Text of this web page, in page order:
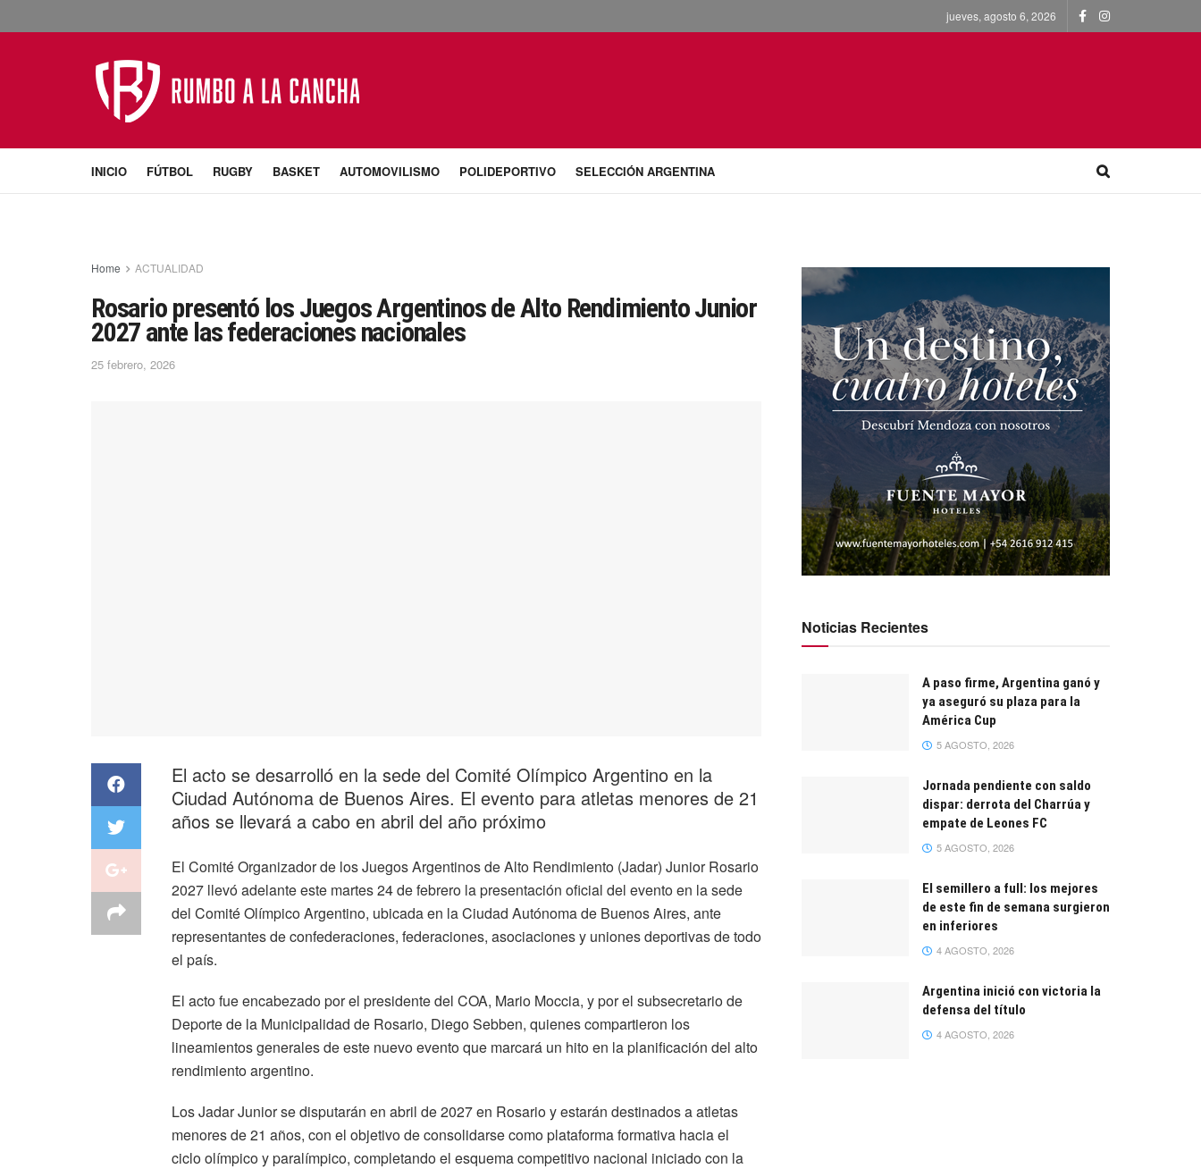
jueves, agosto 6, 2026
INICIO FÚTBOL RUGBY BASKET AUTOMOVILISMO POLIDEPORTIVO SELECCIÓN ARGENTINA
Home ACTUALIDAD
Rosario presentó los Juegos Argentinos de Alto Rendimiento Junior
2027 ante las federaciones nacionales
25 febrero, 2026
El acto se desarrolló en la sede del Comité Olímpico Argentino en la
Ciudad Autónoma de Buenos Aires. El evento para atletas menores de 21
años se llevará a cabo en abril del año próximo
El Comité Organizador de los Juegos Argentinos de Alto Rendimiento (Jadar) Junior Rosario
2027 llevó adelante este martes 24 de febrero la presentación oficial del evento en la sede
del Comité Olímpico Argentino, ubicada en la Ciudad Autónoma de Buenos Aires, ante
representantes de confederaciones, federaciones, asociaciones y uniones deportivas de todo
el país.
El acto fue encabezado por el presidente del COA, Mario Moccia, y por el subsecretario de
Deporte de la Municipalidad de Rosario, Diego Sebben, quienes compartieron los
lineamientos generales de este nuevo evento que marcará un hito en la planificación del alto
rendimiento argentino.
Los Jadar Junior se disputarán en abril de 2027 en Rosario y estarán destinados a atletas
menores de 21 años, con el objetivo de consolidarse como plataforma formativa hacia el
ciclo olímpico y paralímpico, completando el esquema competitivo nacional iniciado con la
Noticias Recientes
A paso firme, Argentina ganó y
ya aseguró su plaza para la
América Cup
5 AGOSTO, 2026
Jornada pendiente con saldo
dispar: derrota del Charrúa y
empate de Leones FC
5 AGOSTO, 2026
El semillero a full: los mejores
de este fin de semana surgieron
en inferiores
4 AGOSTO, 2026
Argentina inició con victoria la
defensa del título
4 AGOSTO, 2026